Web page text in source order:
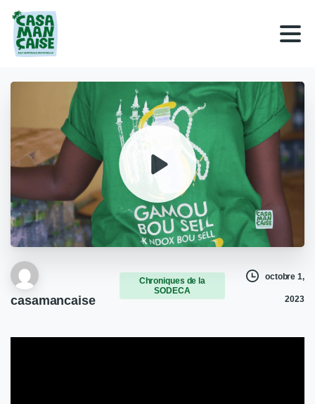
casamancaise
Chroniques de la
SODECA
octobre 1,
2023